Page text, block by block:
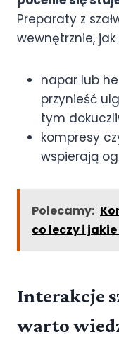
Preparaty z
wewnętrznie,
napar lub
przynieść
tym
kompresy
wspierają
Polecamy:
co leczy i
Interakcje
warto